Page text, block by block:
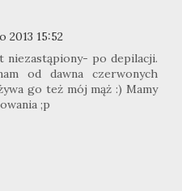
2013 15:52
niezastąpiony- po depilacji.
od dawna czerwonych
go też mój mąż :) Mamy
;p